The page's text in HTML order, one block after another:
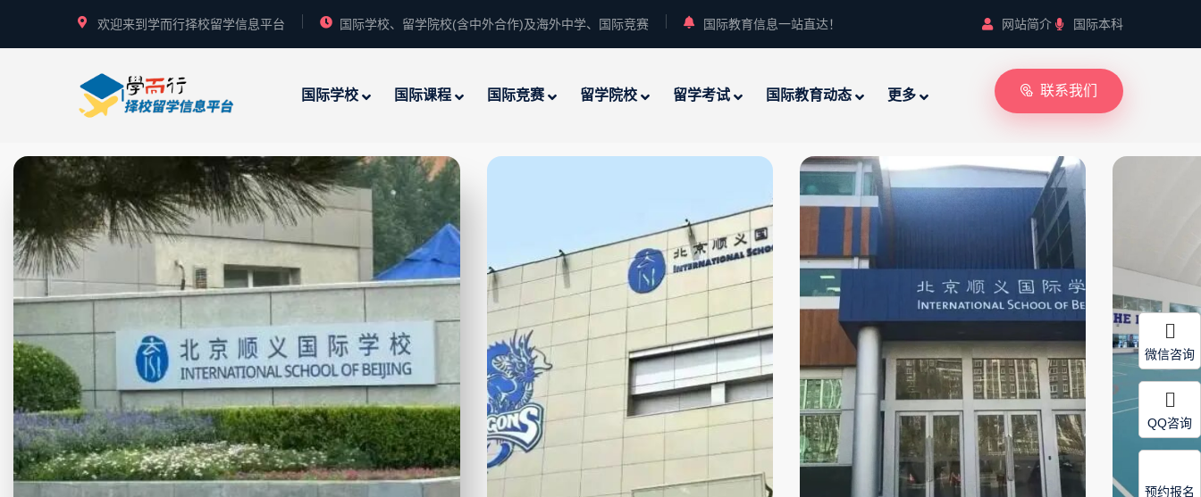
欢迎来到学而行择校留学信息平台 国际学校、留学院校(含中外合作)及海外中学、国际竞赛 国际教育信息一站直达！ 网站简介 国际本科
国际学校 国际课程 国际竞赛 留学院校 留学考试 国际教育动态 更多 联系我们
微信咨询
QQ咨询
预约报名